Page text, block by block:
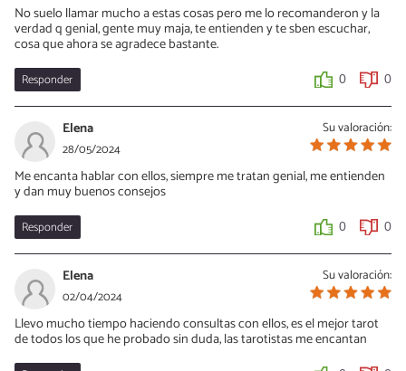
No suelo llamar mucho a estas cosas pero me lo recomanderon y la
verdad q genial, gente muy maja, te entienden y te sben escuchar,
cosa que ahora se agradece bastante.
Responder 0 0
Su valoración:
Elena
28/05/2024
Me encanta hablar con ellos, siempre me tratan genial, me entienden
y dan muy buenos consejos
Responder 0 0
Su valoración:
Elena
02/04/2024
Llevo mucho tiempo haciendo consultas con ellos, es el mejor tarot
de todos los que he probado sin duda, las tarotistas me encantan